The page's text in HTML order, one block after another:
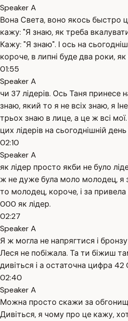
Speaker A
Вона Света, воно якось быстро
кажу: "Я знаю, як треба
Кажу: "Я знаю". І ось на
короче, в липні буде два роки,
01:55
Speaker A
чи 37 лідерів. Ось Таня принесе
знаю, який то я не всіх знаю, я
трьох знаю в лице, а це ж всі мої.
цих лідерів на сьогоднішній день
02:10
Speaker A
як лідер просто якби не було
ж не дуже була моло молодец, я
то молодец, короче, і за привела
000 як лідер.
02:27
Speaker A
Я ж могла не напрягтися і
Леся не побіжала. Та ти біжиш
дивіться і а остаточна цифра 42
02:40
Speaker A
Можна просто скажи за
Дивіться, я чому про це кажу,